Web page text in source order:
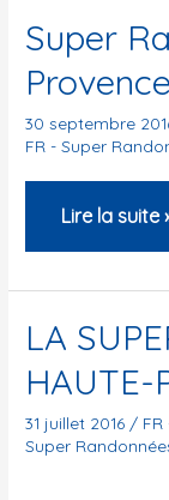
and
LE
1000
DU
2016
Serhiy
Royko
Super
30 septembre
FR - Super
Super
Randonnée
de
Provence
613km
&
11500hm
Lire la suite
LA
HAUTE-
31 juillet 2016 /
Super
(26-